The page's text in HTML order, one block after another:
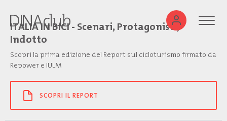
ITALIA IN BICI - Scenari, Protagonisti,
Indotto
Scopri la prima edizione del Report sul cicloturismo firmato da
Repower e IULM
SCOPRI IL REPORT